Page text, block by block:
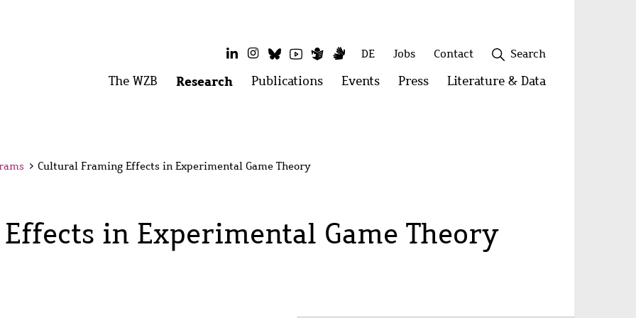
LinkedInInstagram
BlueskyYoutube
Simple
Language
Sign
DE
Secondary
menu
Jobs Contact Search
Main
The WZB OpenResearch Open
Publications OpenEvents OpenPress OpenLiterature & Data
> Cultural Framing Effects in Experimental Game Theory
in Experimental Game Theory